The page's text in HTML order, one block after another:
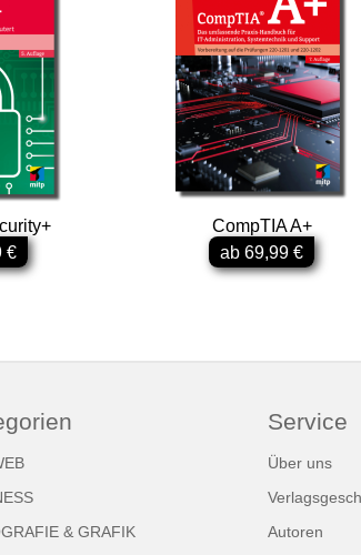
€
CompTIA A+
ab 69,99 €
& GRAFIK
Service
Über uns
Autoren